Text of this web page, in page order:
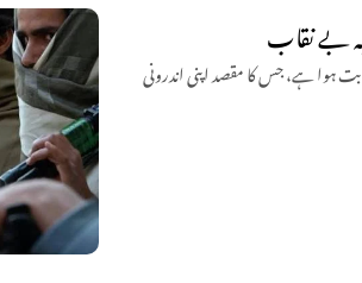
بے نقاب
اور من گھڑت ثابت ہوا ہے، جس کا مقصد اپنی اندرونی